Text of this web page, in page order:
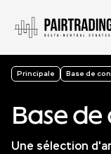
Principale Base de
Base
Une sélection